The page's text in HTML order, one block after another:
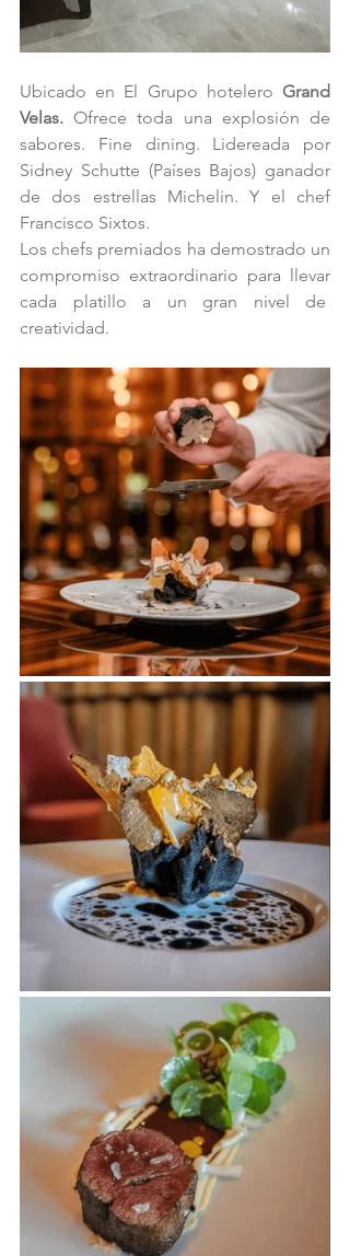
Ubicado en El Grupo hotelero Grand
Velas. Ofrece toda una explosión de
sabores. Fine dining. Lidereada por
Sidney Schutte (Países Bajos) ganador
de dos estrellas Michelin. Y el chef
Francisco Sixtos.
Los chefs premiados ha demostrado un
compromiso extraordinario para llevar
cada platillo a un gran nivel de
creatividad.